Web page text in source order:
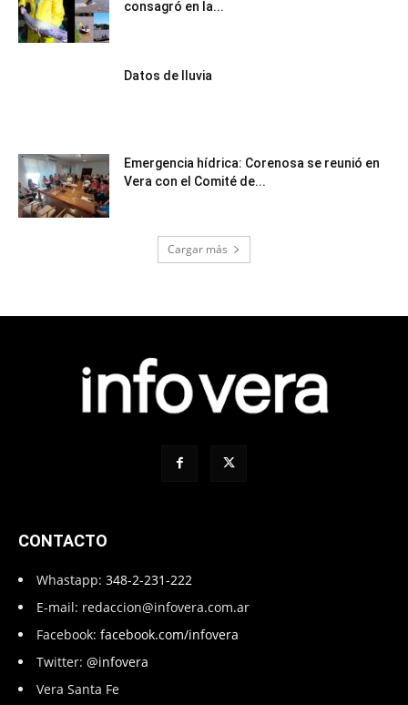
consagró en la...
Datos de lluvia
Emergencia hídrica: Corenosa se reunió en
Vera con el Comité de...
Cargar más
CONTACTO
Whastapp: 348-2-231-222
E-mail: redaccion@infovera.com.ar
Facebook: facebook.com/infovera
Twitter: @infovera
Vera Santa Fe